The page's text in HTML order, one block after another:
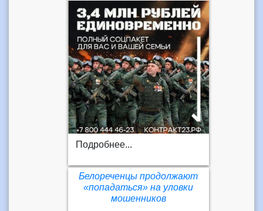
Подробнее...
Белореченцы продолжают
«попадаться» на уловки
мошенников